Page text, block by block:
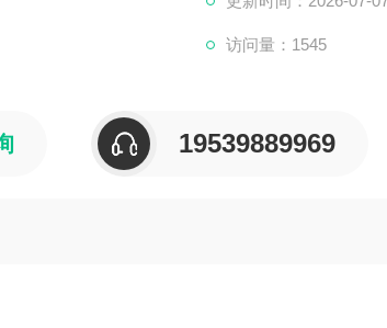
访问量：1545
19539889969